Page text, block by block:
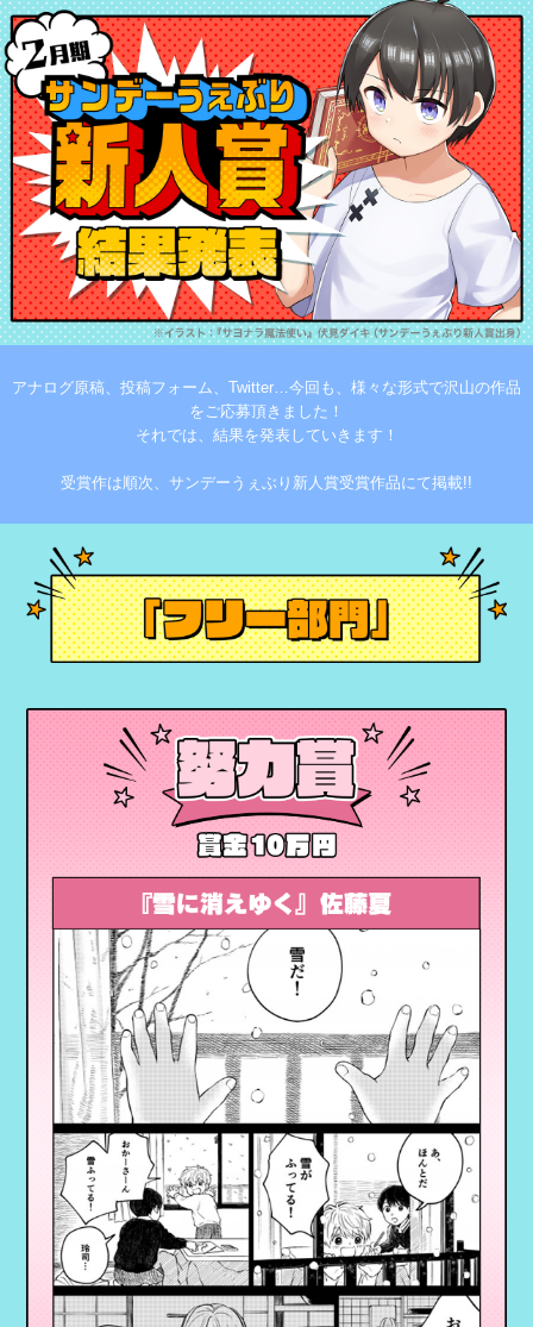
アナログ原稿、投稿フォーム、Twitter…今回も、様々な形式で沢山の作品
をご応募頂きました！
それでは、結果を発表していきます！
受賞作は順次、サンデーうぇぶり新人賞受賞作品にて掲載!!